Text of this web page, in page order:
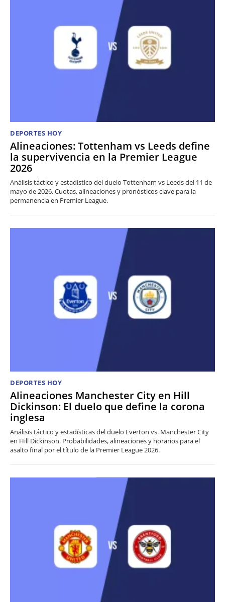
DEPORTES HOY
Alineaciones: Tottenham vs Leeds define
la supervivencia en la Premier League
2026
Análisis táctico y estadístico del duelo Tottenham vs Leeds del 11 de
mayo de 2026. Cuotas, alineaciones y pronósticos clave para la
permanencia en Premier League.
DEPORTES HOY
Alineaciones Manchester City en Hill
Dickinson: El duelo que define la corona
inglesa
Análisis táctico y estadísticas del duelo Everton vs. Manchester City
en Hill Dickinson. Probabilidades, alineaciones y horarios para el
asalto final por el título de la Premier League 2026.